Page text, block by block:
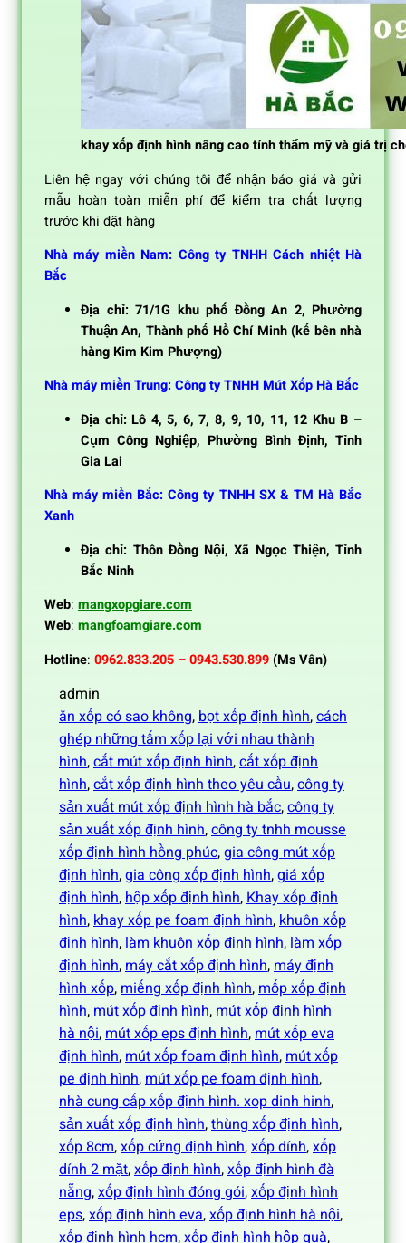
khay xốp định hình nâng cao tính thẩm mỹ và giá trị
Liên hệ ngay với chúng tôi để nhận báo giá và gửi
mẫu hoàn toàn miễn phí để kiểm tra chất lượng
trước khi đặt hàng
Nhà máy miền Nam: Công ty TNHH Cách nhiệt Hà
Bắc
Địa chỉ: 71/1G khu phố Đồng An 2, Phường
Thuận An, Thành phố Hồ Chí Minh (kế bên nhà
hàng Kim Kim Phượng)
Nhà máy miền Trung: Công ty TNHH Mút Xốp Hà Bắc
Địa chỉ: Lô 4, 5, 6, 7, 8, 9, 10, 11, 12 Khu B –
Cụm Công Nghiệp, Phường Bình Định, Tỉnh
Gia Lai
Nhà máy miền Bắc: Công ty TNHH SX & TM Hà Bắc
Xanh
Địa chỉ: Thôn Đồng Nội, Xã Ngọc Thiện, Tỉnh
Bắc Ninh
Web: mangxopgiare.com
Web: mangfoamgiare.com
Hotline: 0962.833.205 – 0943.530.899(Ms Vân)
admin
ăn xốp có sao không, bọt xốp định hình, cách
ghép những tấm xốp lại với nhau thành
hình, cắt mút xốp định hình, cắt xốp định
hình, cắt xốp định hình theo yêu cầu, công ty
sản xuất mút xốp định hình hà bắc, công ty
sản xuất xốp định hình, công ty tnhh mousse
xốp định hình hồng phúc, gia công mút xốp
định hình, gia công xốp định hình, giá xốp
định hình, hộp xốp định hình, Khay xốp định
hình, khay xốp pe foam định hình, khuôn xốp
định hình, làm khuôn xốp định hình, làm xốp
định hình, máy cắt xốp định hình, máy định
hình xốp, miếng xốp định hình, mốp xốp định
hình, mút xốp định hình, mút xốp định hình
hà nội, mút xốp eps định hình, mút xốp eva
định hình, mút xốp foam định hình, mút xốp
pe định hình, mút xốp pe foam định hình
nhà cung cấp xốp định hình. xop dinh hinh
sản xuất xốp định hình, thùng xốp định hình
xốp 8cm, xốp cứng định hình, xốp dính, xốp
dính 2 mặt, xốp định hình, xốp định hình đà
nẵng, xốp định hình đóng gói, xốp định hình
eps, xốp định hình eva, xốp định hình hà nội
xốp định hình hcm, xốp định hình hộp quà